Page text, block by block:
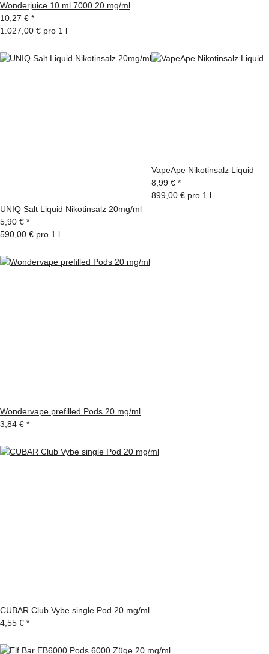
Wonderjuice 10 ml 7000 20 mg/ml
10,27 € *
1.027,00 € pro 1 l
UNIQ Salt Liquid Nikotinsalz 20mg/ml
5,90 € *
590,00 € pro 1 l
VapeApe Nikotinsalz Liquid
8,99 € *
899,00 € pro 1 l
Wondervape prefilled Pods 20 mg/ml
3,84 € *
CUBAR Club Vybe single Pod 20 mg/ml
4,55 € *